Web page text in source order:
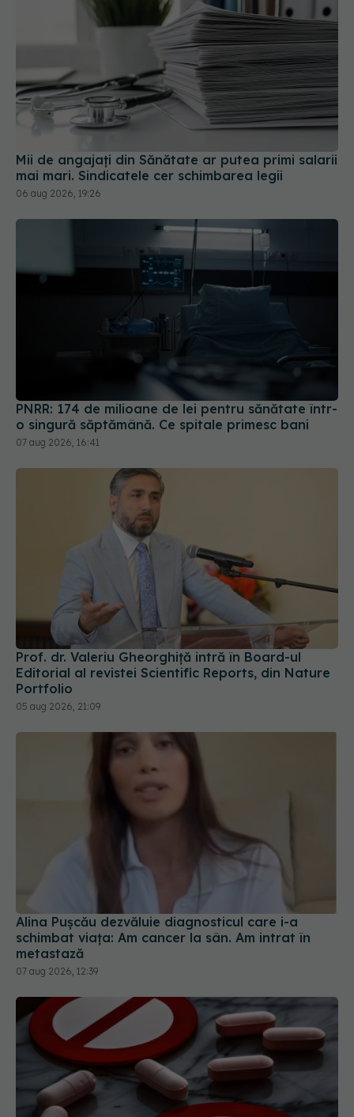
Mii de angajați din Sănătate ar putea primi salarii
mai mari. Sindicatele cer schimbarea legii
06 aug 2026, 19:26
PNRR: 174 de milioane de lei pentru sănătate într-
o singură săptămână. Ce spitale primesc bani
07 aug 2026, 16:41
Prof. dr. Valeriu Gheorghiță intră în Board-ul
Editorial al revistei Scientific Reports, din Nature
Portfolio
05 aug 2026, 21:09
Alina Pușcău dezvăluie diagnosticul care i-a
schimbat viața: Am cancer la sân. Am intrat în
metastază
07 aug 2026, 12:39